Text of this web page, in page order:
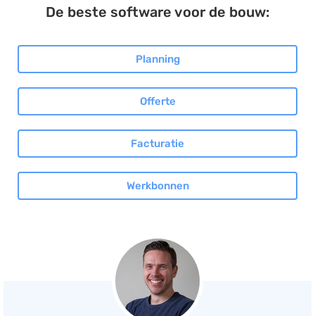
De beste software voor de bouw:
Planning
Offerte
Facturatie
Werkbonnen